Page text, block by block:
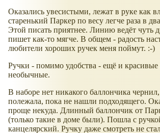
Оказались увесистыми, лежат в руке как
старенький Паркер по весу легче раза в
Этой писать приятнее. Линию ведёт чуть
пишет как-то мягче. В общем - радость
любители хороших ручек меня поймут. :-)
Ручки - помимо удобства - ещё и красивые
необычные.
В наборе нет никакого баллончика чернил,
полежала, пока не нашли подходящего.
проще некуда. Длинный баллончик от
(только такие в доме были). Пошла с
канцелярский. Ручку даже смотреть не